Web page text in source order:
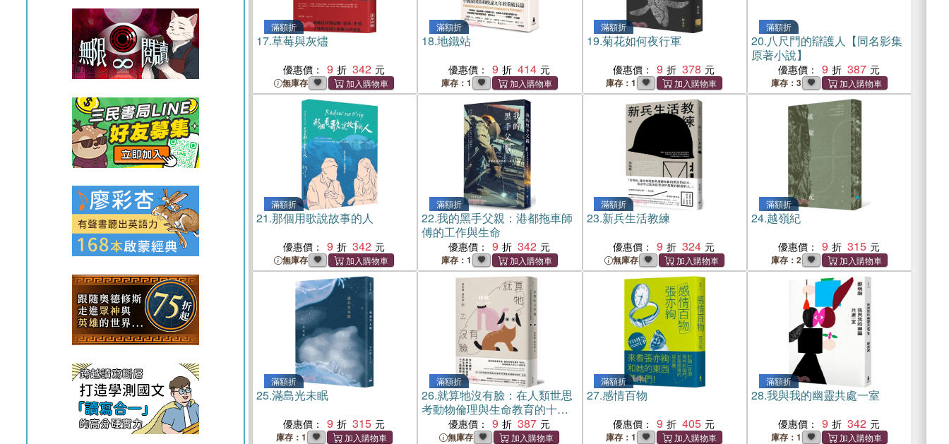
滿額折
17.草莓與灰燼
優惠價： 9 342
無庫存
滿額折
18.地鐵站
優惠價： 9 414
庫存：1
滿額折
19.菊花如何夜行軍
優惠價： 9 378
庫存：1
滿額折
20.八尺門的辯護人【同名影集
原著小說】
優惠價： 9 387
庫存：3
滿額折
21.那個用歌說故事的人
優惠價： 9 342
無庫存
滿額折
22.我的黑手父親：港都拖車師
傅的工作與生命
優惠價： 9 342
庫存：1
滿額折
23.新兵生活教練
優惠價： 9 324
無庫存
滿額折
24.越嶺紀
優惠價： 9 315
庫存：2
滿額折
25.滿島光未眠
優惠價： 9 315
庫存：1
滿額折
26.就算牠沒有臉：在人類世思
考動物倫理與生命教育的十二
道難題優惠價： 9 387
無庫存
滿額折
27.感情百物
優惠價： 9 405
庫存：1
滿額折
28.我與我的幽靈共處一室
優惠價： 9 342
庫存：1